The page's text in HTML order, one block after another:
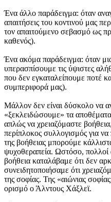
Ένα άλλο παράδειγμα: όταν
απαιτήσεις του κοντινού μας
τον απαιτούμενο σεβασμό ως
καθενός).
Ένα ακόμα παράδειγμα: όταν
υπερασπίσουμε τις ύψιστες
που δεν εγκαταλείπουμε ποτέ
συμπεριφορά μας).
Μάλλον δεν είναι δύσκολο να
«ξεκλειδώσουμε» τα
απλώς να χρειαζόμαστε
περίπλοκος συλλογισμός για
της βοήθειας μπορούμε
ψυχοθεραπεία. Ωστόσο,
βοήθεια καταλάβαμε ότι δεν
συνειδητοποιήσαμε ότι
της σοφίας. Της «αιώνιας
ορισμό ο Άλντους Χάξλεϊ.